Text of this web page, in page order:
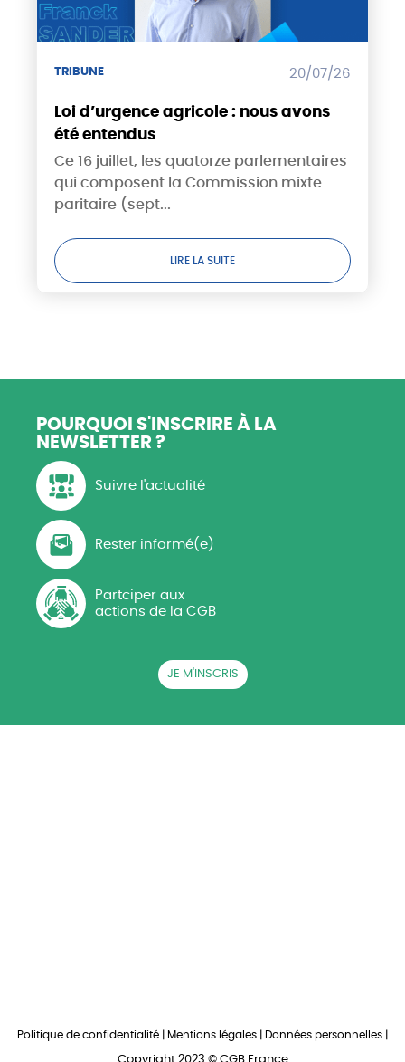
TRIBUNE 20/07/26
Loi d’urgence agricole : nous avons
été entendus
Ce 16 juillet, les quatorze parlementaires
qui composent la Commission mixte
paritaire (sept...
LIRE LA SUITE
POURQUOI S'INSCRIRE À LA
NEWSLETTER ?
Suivre l'actualité
Rester informé(e)
Partciper aux
actions de la CGB
JE M'INSCRIS
Politique de confidentialité Mentions légales Données personnelles